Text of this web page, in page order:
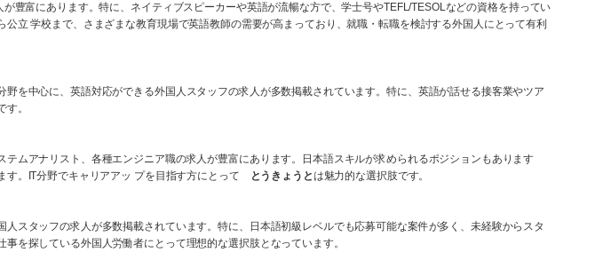
豊富にあります。特に、ネイティブスピーカーや英語が流暢な方で、学士号やTEFL/TESOLなどの資格を持ってい
学校まで、さまざまな教育現場で英語教師の需要が高まっており、就職・転職を検討する外国人にとって有利
を中心に、英語対応ができる外国人スタッフの求人が多数掲載されています。特に、英語が話せる接客業やツア
。
ムアナリスト、各種エンジニア職の求人が豊富にあります。日本語スキルが求められるポジションもあります
す。IT分野でキャリアアッ プを目指す方にとって
とうきょうとは魅力的な選択肢です。
スタッフの求人が多数掲載されています。特に、日本語初級レベルでも応募可能な案件が多く、未経験からスタ
事を探している外国人労働者にとって理想的な選択肢となっています。